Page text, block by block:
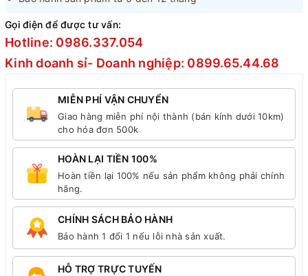
Gọi điện để được tư vấn:
Hotline: 0986.337.054
Kinh doanh sỉ- Doanh nghiệp: 0899.65.44.68
MIỄN PHÍ VẬN CHUYỂN
Giao hàng miễn phí nội thành (bán kính dưới 10km)
cho hóa đơn 500k
HOÀN LẠI TIỀN 100%
Hoàn tiền lại 100% nếu sản phẩm không phải chính
hãng.
CHÍNH SÁCH BẢO HÀNH
Bảo hành 1 đổi 1 nếu lỗi nhà sản xuất.
HỖ TRỢ TRỰC TUYẾN